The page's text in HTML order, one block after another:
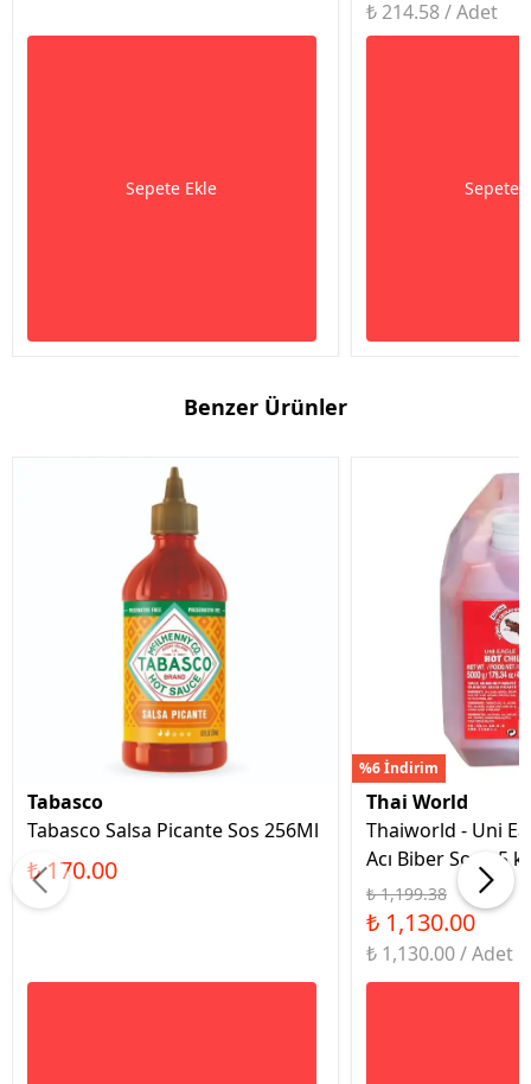
Sepete Ekle
₺ 214.58 / Adet
Sepete
Benzer Ürünler
Tabasco
Tabasco Salsa Picante Sos 256Ml
₺ 170.00
%6 İndirim
Thai World
Thaiworld - Uni
Acı Biber Sosu 5
₺ 1,199.38
₺ 1,130.00
₺ 1,130.00 / Adet